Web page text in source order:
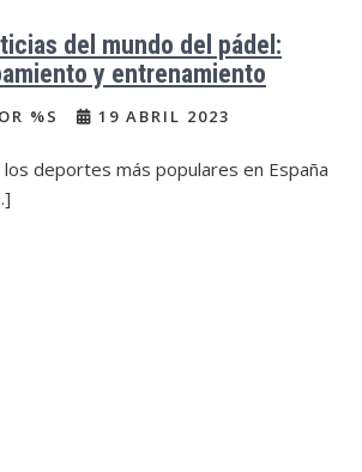
del mundo del pádel:
y entrenamiento
%S 19 ABRIL 2023
los deportes más populares en España